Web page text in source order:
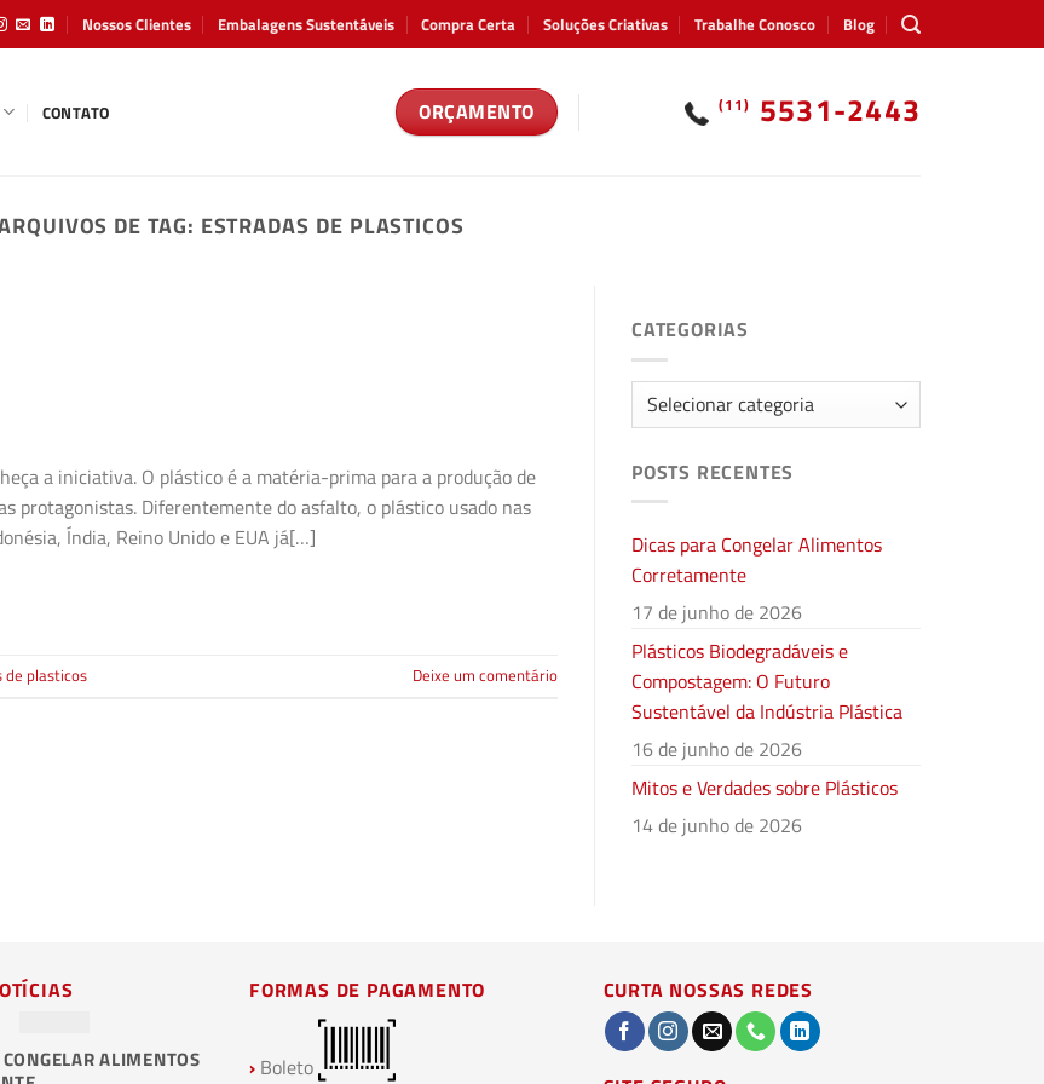
Nossos Clientes Embalagens Sustentáveis Compra Certa Soluções Criativas Trabalhe Conosco Blog
CONTATO ORÇAMENTO (11) 5531-2443
DE TAG: ESTRADAS DE PLASTICOS
a iniciativa. O plástico é a matéria-prima para a produção de
protagonistas. Diferentemente do asfalto, o plástico usado nas
Índia, Reino Unido e EUA já[…]
de plasticos Deixe um comentário
CATEGORIAS
Categorias
POSTS RECENTES
Dicas para Congelar Alimentos
Corretamente
17 de junho de 2026
Plásticos Biodegradáveis e
Compostagem: O Futuro
Sustentável da Indústria Plástica
16 de junho de 2026
Mitos e Verdades sobre Plásticos
14 de junho de 2026
ALIMENTOS
PLÁSTICOS BIODEGRADÁVEIS E
MITOS E VERDADES SOBRE
FORMAS DE PAGAMENTO
› Boleto
CURTA NOSSAS REDES